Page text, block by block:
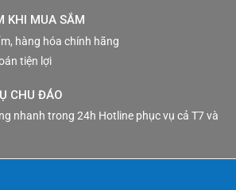
KHI MUA SẮM
hàng hóa chính hãng
tiện lợi
CHU ĐÁO
nhanh trong 24h Hotline phục vụ cả T7 và